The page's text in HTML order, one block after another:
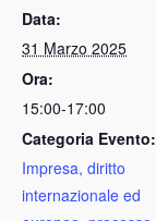
Data:
31 Marzo 2025
Ora:
15:00-17:00
Categoria Evento:
Impresa, diritto
internazionale ed